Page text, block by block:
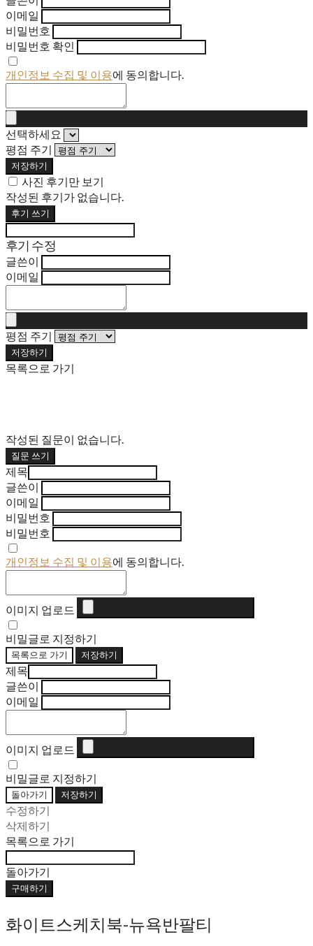
이메일
비밀번호
비밀번호 확인
개인정보 수집 및 이용에 동의합니다.
선택하세요
평점 주기
저장하기
사진 후기만 보기
작성된 후기가 없습니다.
후기 쓰기
후기 수정
글쓴이
이메일
평점 주기
저장하기
목록으로 가기
작성된 질문이 없습니다.
질문 쓰기
제목
글쓴이
이메일
비밀번호
비밀번호
개인정보 수집 및 이용에 동의합니다.
이미지 업로드
비밀글로 지정하기
목록으로 가기 저장하기
제목
글쓴이
이메일
이미지 업로드
비밀글로 지정하기
돌아가기 저장하기
수정하기
삭제하기
목록으로 가기
돌아가기
구매하기
화이트스케치북-뉴욕반팔티